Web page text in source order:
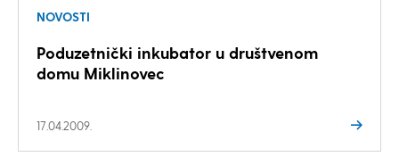
NOVOSTI
Poduzetnički inkubator u društvenom
domu Miklinovec
17.04.2009.